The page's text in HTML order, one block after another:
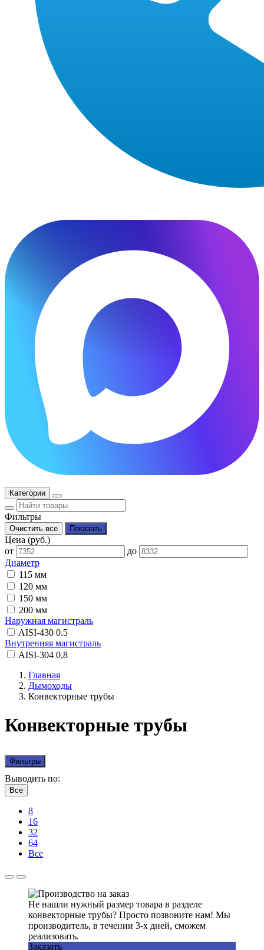
Категории
Фильтры
Цена (руб.)
от
до
Диаметр
115 мм
120 мм
150 мм
200 мм
Наружная магистраль
AISI-430 0.5
Внутренняя магистраль
AISI-304 0,8
Главная
Дымоходы
Конвекторные трубы
Конвекторные трубы
Фильтры
Выводить по:
Все
8
16
32
64
Все
Не нашли нужный размер товара в разделе
конвекторные трубы? Просто позвоните нам! Мы
производитель, в течении 3-х дней, сможем
реализовать.
Заказать